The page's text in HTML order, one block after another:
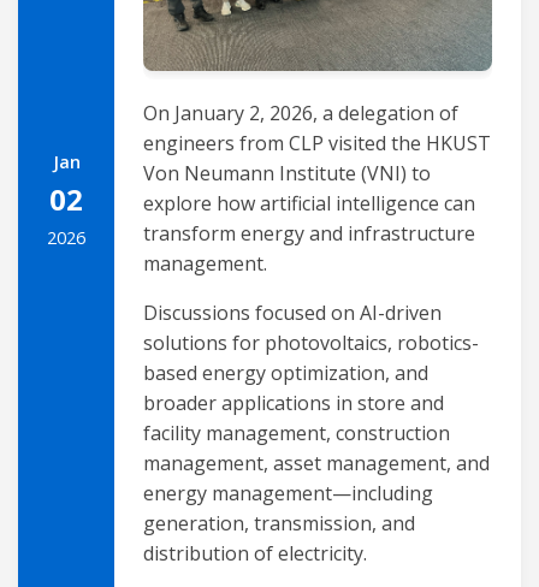
Jan
02
2026
On January 2, 2026, a delegation of
engineers from CLP visited the HKUST
Von Neumann Institute (VNI) to
explore how artificial intelligence can
transform energy and infrastructure
management.
Discussions focused on AI-driven
solutions for photovoltaics, robotics-
based energy optimization, and
broader applications in store and
facility management, construction
management, asset management, and
energy management—including
generation, transmission, and
distribution of electricity.